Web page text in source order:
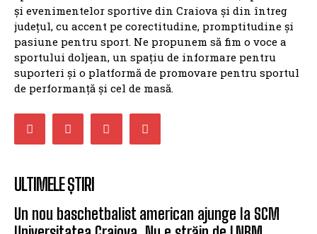
și evenimentelor sportive din Craiova și din întreg
județul, cu accent pe corectitudine, promptitudine și
pasiune pentru sport. Ne propunem să fim o voce a
sportului doljean, un spațiu de informare pentru
suporteri și o platformă de promovare pentru sportul
de performanță și cel de masă.
ULTIMELE ȘTIRI
Un nou baschetbalist american ajunge la SCM